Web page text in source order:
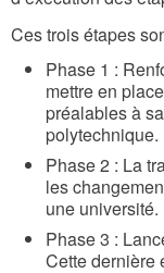
Ces trois étapes
Phase 1 :
mettre en
préalables à
polytechnique.
Phase 2 : La
les
une université.
Phase 3 :
Cette dernière